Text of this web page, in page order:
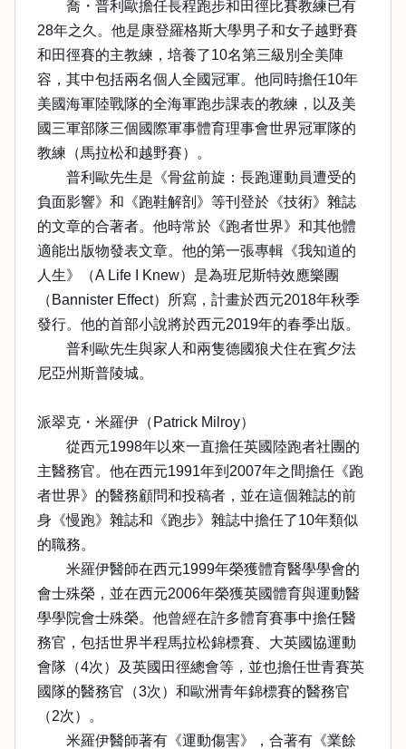
喬・普利歐擔任長程跑步和田徑比賽教練已有
28年之久。他是康登羅格斯大學男子和女子越野賽
和田徑賽的主教練，培養了10名第三級別全美陣
容，其中包括兩名個人全國冠軍。他同時擔任10年
美國海軍陸戰隊的全海軍跑步課表的教練，以及美
國三軍部隊三個國際軍事體育理事會世界冠軍隊的
教練（馬拉松和越野賽）。
普利歐先生是《骨盆前旋：長跑運動員遭受的
負面影響》和《跑鞋解剖》等刊登於《技術》雜誌
的文章的合著者。他時常於《跑者世界》和其他體
適能出版物發表文章。他的第一張專輯《我知道的
人生》（A Life I Knew）是為班尼斯特效應樂團
（Bannister Effect）所寫，計畫於西元2018年秋季
發行。他的首部小說將於西元2019年的春季出版。
普利歐先生與家人和兩隻德國狼犬住在賓夕法
尼亞州斯普陵城。
派翠克・米羅伊（Patrick Milroy）
從西元1998年以來一直擔任英國陸跑者社團的
主醫務官。他在西元1991年到2007年之間擔任《跑
者世界》的醫務顧問和投稿者，並在這個雜誌的前
身《慢跑》雜誌和《跑步》雜誌中擔任了10年類似
的職務。
米羅伊醫師在西元1999年榮獲體育醫學學會的
會士殊榮，並在西元2006年榮獲英國體育與運動醫
學學院會士殊榮。他曾經在許多體育賽事中擔任醫
務官，包括世界半程馬拉松錦標賽、大英國協運動
會隊（4次）及英國田徑總會等，並也擔任世青賽英
國隊的醫務官（3次）和歐洲青年錦標賽的醫務官
（2次）。
米羅伊醫師著有《運動傷害》，合著有《業餘